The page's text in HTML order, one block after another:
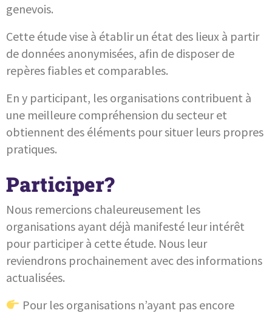
genevois.
Cette étude vise à établir un état des lieux à partir
de données anonymisées, afin de disposer de
repères fiables et comparables.
En y participant, les organisations contribuent à
une meilleure compréhension du secteur et
obtiennent des éléments pour situer leurs propres
pratiques.
Participer?
Nous remercions chaleureusement les
organisations ayant déjà manifesté leur intérêt
pour participer à cette étude. Nous leur
reviendrons prochainement avec des informations
actualisées.
Pour les organisations n’ayant pas encore